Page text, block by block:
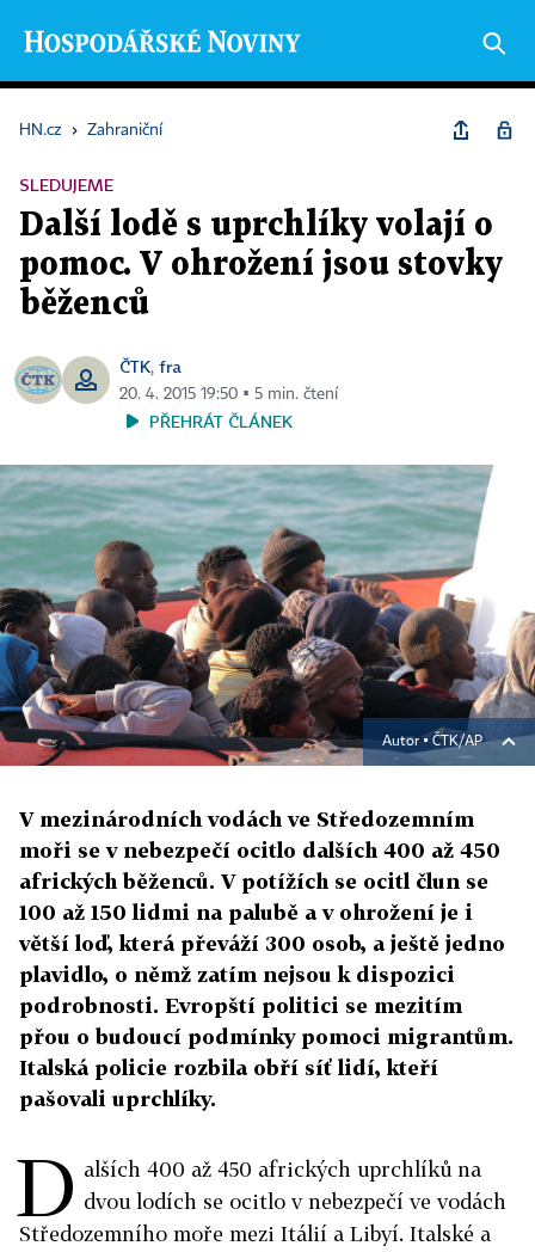
HN.cz › Zahraniční
SLEDUJEME
Další lodě s uprchlíky volají o
pomoc. V ohrožení jsou stovky
běženců
ČTK, fra
20. 4. 2015 19:50 ▪ 5 min. čtení
PŘEHRÁT ČLÁNEK
Autor ▪ ČTK/AP
V mezinárodních vodách ve Středozemním
moři se v nebezpečí ocitlo dalších 400 až 450
afrických běženců. V potížích se ocitl člun se
100 až 150 lidmi na palubě a v ohrožení je i
větší loď, která převáží 300 osob, a ještě jedno
plavidlo, o němž zatím nejsou k dispozici
podrobnosti. Evropští politici se mezitím
přou o budoucí podmínky pomoci migrantům.
Italská policie rozbila obří síť lidí, kteří
pašovali uprchlíky.
D alších 400 až 450 afrických uprchlíků na
dvou lodích se ocitlo v nebezpečí ve vodách
Středozemního moře mezi Itálií a Libyí. Italské a